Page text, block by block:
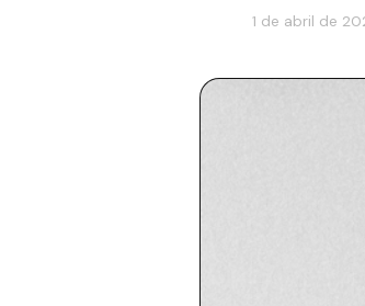
1 de abril de